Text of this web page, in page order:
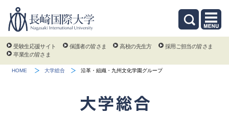
受験生応援サイト 保護者の皆さま 高校の先生方
採用ご担当の皆さま
卒業生の皆さま
HOME 大学総合 沿革・組織・九州文化学園グループ